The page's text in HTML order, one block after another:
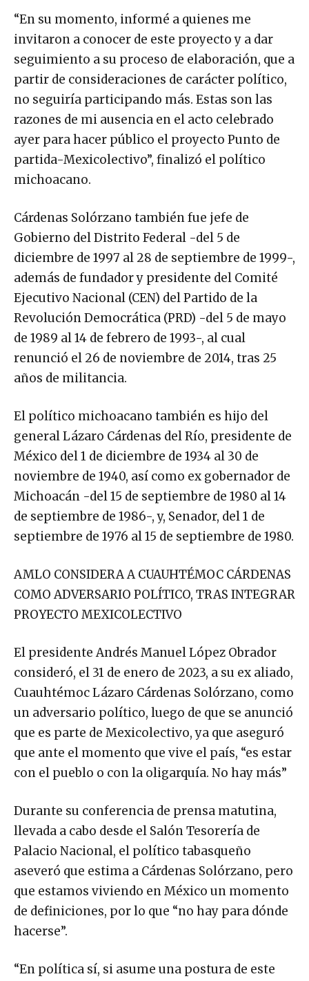
“En su momento, informé a quienes me
invitaron a conocer de este proyecto y a dar
seguimiento a su proceso de elaboración, que a
partir de consideraciones de carácter político,
no seguiría participando más. Estas son las
razones de mi ausencia en el acto celebrado
ayer para hacer público el proyecto Punto de
partida-Mexicolectivo”, finalizó el político
michoacano.
Cárdenas Solórzano también fue jefe de
Gobierno del Distrito Federal -del 5 de
diciembre de 1997 al 28 de septiembre de 1999-,
además de fundador y presidente del Comité
Ejecutivo Nacional (CEN) del Partido de la
Revolución Democrática (PRD) -del 5 de mayo
de 1989 al 14 de febrero de 1993-, al cual
renunció el 26 de noviembre de 2014, tras 25
años de militancia.
El político michoacano también es hijo del
general Lázaro Cárdenas del Río, presidente de
México del 1 de diciembre de 1934 al 30 de
noviembre de 1940, así como ex gobernador de
Michoacán -del 15 de septiembre de 1980 al 14
de septiembre de 1986-, y, Senador, del 1 de
septiembre de 1976 al 15 de septiembre de 1980.
AMLO CONSIDERA A CUAUHTÉMOC CÁRDENAS
COMO ADVERSARIO POLÍTICO, TRAS INTEGRAR
PROYECTO MEXICOLECTIVO
El presidente Andrés Manuel López Obrador
consideró, el 31 de enero de 2023, a su ex aliado,
Cuauhtémoc Lázaro Cárdenas Solórzano, como
un adversario político, luego de que se anunció
que es parte de Mexicolectivo, ya que aseguró
que ante el momento que vive el país, “es estar
con el pueblo o con la oligarquía. No hay más”
Durante su conferencia de prensa matutina,
llevada a cabo desde el Salón Tesorería de
Palacio Nacional, el político tabasqueño
aseveró que estima a Cárdenas Solórzano, pero
que estamos viviendo en México un momento
de definiciones, por lo que “no hay para dónde
hacerse”.
“En política sí, si asume una postura de este